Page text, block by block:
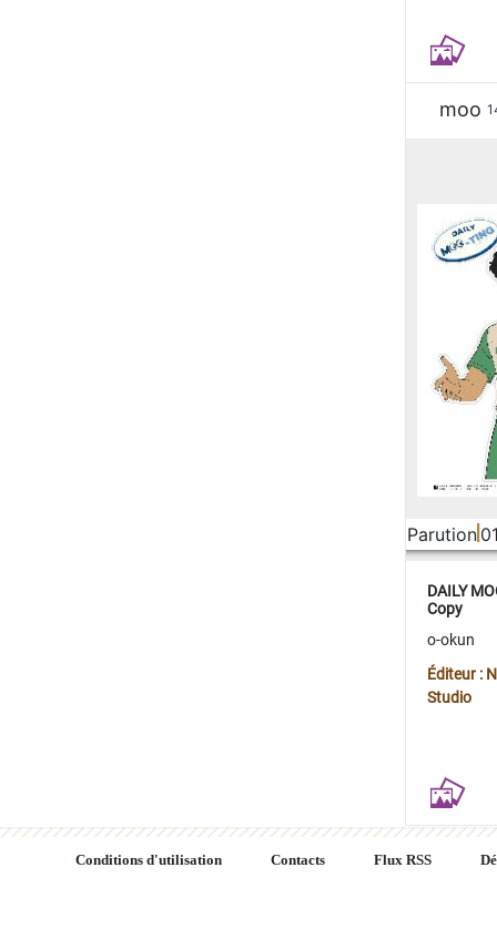
moo
Parution
DAILY
Copy
o-okun
Éditeur :
Studio
Conditions d'utilisation Contacts Flux RSS